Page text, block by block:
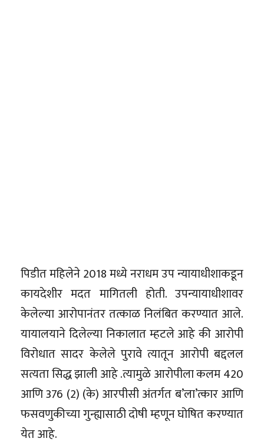
पिडीत महिलेने 2018 मध्ये नराधम उप न्यायाधीशाकडून
कायदेशीर मदत मागितली होती. उपन्यायाधीशावर
केलेल्या आरोपानंतर तत्काळ निलंबित करण्यात आले.
यायालयाने दिलेल्या निकालात म्हटले आहे की आरोपी
विरोधात सादर केलेले पुरावे त्यातून आरोपी बद्दलल
सत्यता सिद्ध झाली आहे .त्यामुळे आरोपीला कलम 420
आणि 376 (2) (के) आरपीसी अंतर्गत ब’ला’त्कार आणि
फसवणुकीच्या गुन्ह्यासाठी दोषी म्हणून घोषित करण्यात
येत आहे.